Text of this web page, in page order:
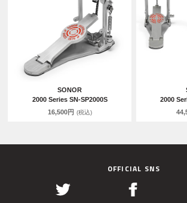
SONOR
2000 Series SN-SP2000S
16,500円 (税込)
2000
OFFICIAL SNS